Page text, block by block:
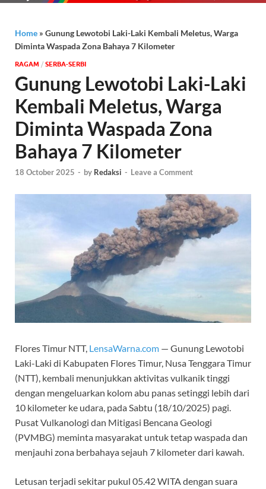
Home » Gunung Lewotobi Laki-Laki Kembali Meletus, Warga
Diminta Waspada Zona Bahaya 7 Kilometer
‎RAGAM / SERBA-SERBI
Gunung Lewotobi Laki-Laki
Kembali Meletus, Warga
Diminta Waspada Zona
Bahaya 7 Kilometer
18 October 2025 - by Redaksi - Leave a Comment
Flores Timur NTT, LensaWarna.com — Gunung Lewotobi
Laki-Laki di Kabupaten Flores Timur, Nusa Tenggara Timur
(NTT), kembali menunjukkan aktivitas vulkanik tinggi
dengan mengeluarkan kolom abu panas setinggi lebih dari
10 kilometer ke udara, pada Sabtu (18/10/2025) pagi.
Pusat Vulkanologi dan Mitigasi Bencana Geologi
(PVMBG) meminta masyarakat untuk tetap waspada dan
menjauhi zona berbahaya sejauh 7 kilometer dari kawah.
Letusan terjadi sekitar pukul 05.42 WITA dengan suara